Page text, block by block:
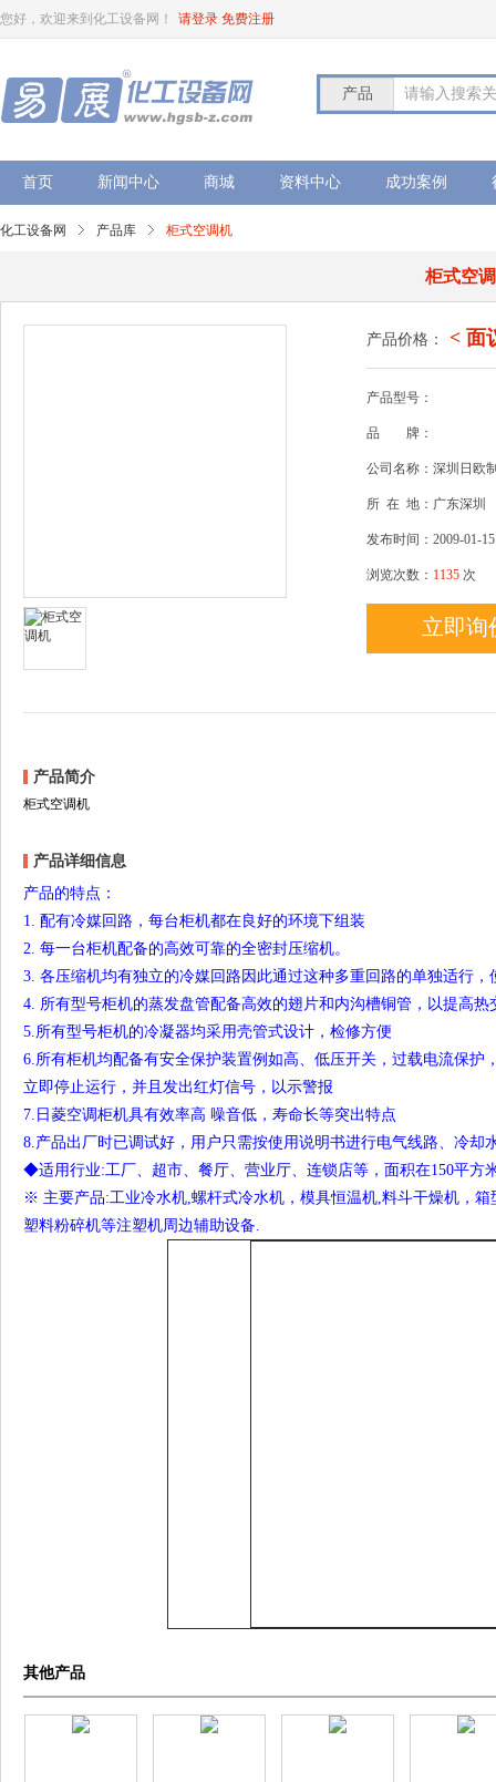
您好，欢迎来到化工设备网！ 请登录 免费注册
产品 请输入搜索
首页 新闻中心 商城 资料中心 成功案例
化工设备网 产品库 柜式空调机
柜式空
产品价格： < 面
产品型号：
品 牌：
公司名称：深圳日欧
所 在 地：广东深圳
发布时间：2009-01-15
浏览次数： 1135 次
立即询
产品简介
柜式空调机
产品详细信息
产品的特点：
1. 配有冷媒回路，每台柜机都在良好的环境下组装
2. 每一台柜机配备的高效可靠的全密封压缩机。
3. 各压缩机均有独立的冷媒回路因此通过这种多重回路的单独适行
4. 所有型号柜机的蒸发盘管配备高效的翅片和内沟槽铜管，以提高热
5.所有型号柜机的冷凝器均采用壳管式设计，检修方便
6.所有柜机均配备有安全保护装置例如高、低压开关，过载电流保
立即停止运行，并且发出红灯信号，以示警报
7.日菱空调柜机具有效率高 噪音低，寿命长等突出特点
8.产品出厂时已调试好，用户只需按使用说明书进行电气线路、冷却
◆适用行业:工厂、超市、餐厅、营业厅、连锁店等，面积在150平方
※ 主要产品:工业冷水机,螺杆式冷水机，模具恒温机,料斗干燥机，
塑料粉碎机等注塑机周边辅助设备.
其他产品